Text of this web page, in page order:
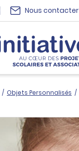
Nous contacter
/ Objets Personnalisés /